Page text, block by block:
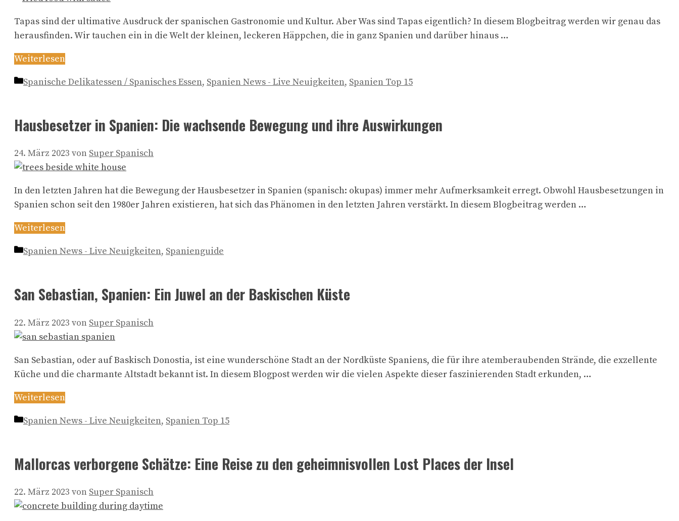
Tapas sind der ultimative Ausdruck der spanischen Gastronomie und Kultur. Aber Was sind Tapas eigentlich? In diesem Blogbeitrag werden wir genau das
herausfinden. Wir tauchen ein in die Welt der kleinen, leckeren Häppchen, die in ganz Spanien und darüber hinaus …
Weiterlesen
Kategorien
Spanische Delikatessen / Spanisches Essen, Spanien News - Live Neuigkeiten, Spanien Top 15
Hausbesetzer in Spanien: Die wachsende Bewegung und ihre Auswirkungen
24. März 2023 von Super Spanisch
In den letzten Jahren hat die Bewegung der Hausbesetzer in Spanien (spanisch: okupas) immer mehr Aufmerksamkeit erregt. Obwohl Hausbesetzungen in
Spanien schon seit den 1980er Jahren existieren, hat sich das Phänomen in den letzten Jahren verstärkt. In diesem Blogbeitrag werden …
Weiterlesen
Kategorien
Spanien News - Live Neuigkeiten, Spanienguide
San Sebastian, Spanien: Ein Juwel an der Baskischen Küste
22. März 2023 von Super Spanisch
San Sebastian, oder auf Baskisch Donostia, ist eine wunderschöne Stadt an der Nordküste Spaniens, die für ihre atemberaubenden Strände, die exzellente
Küche und die charmante Altstadt bekannt ist. In diesem Blogpost werden wir die vielen Aspekte dieser faszinierenden Stadt erkunden, …
Weiterlesen
Kategorien
Spanien News - Live Neuigkeiten, Spanien Top 15
Mallorcas verborgene Schätze: Eine Reise zu den geheimnisvollen Lost Places der Insel
22. März 2023 von Super Spanisch